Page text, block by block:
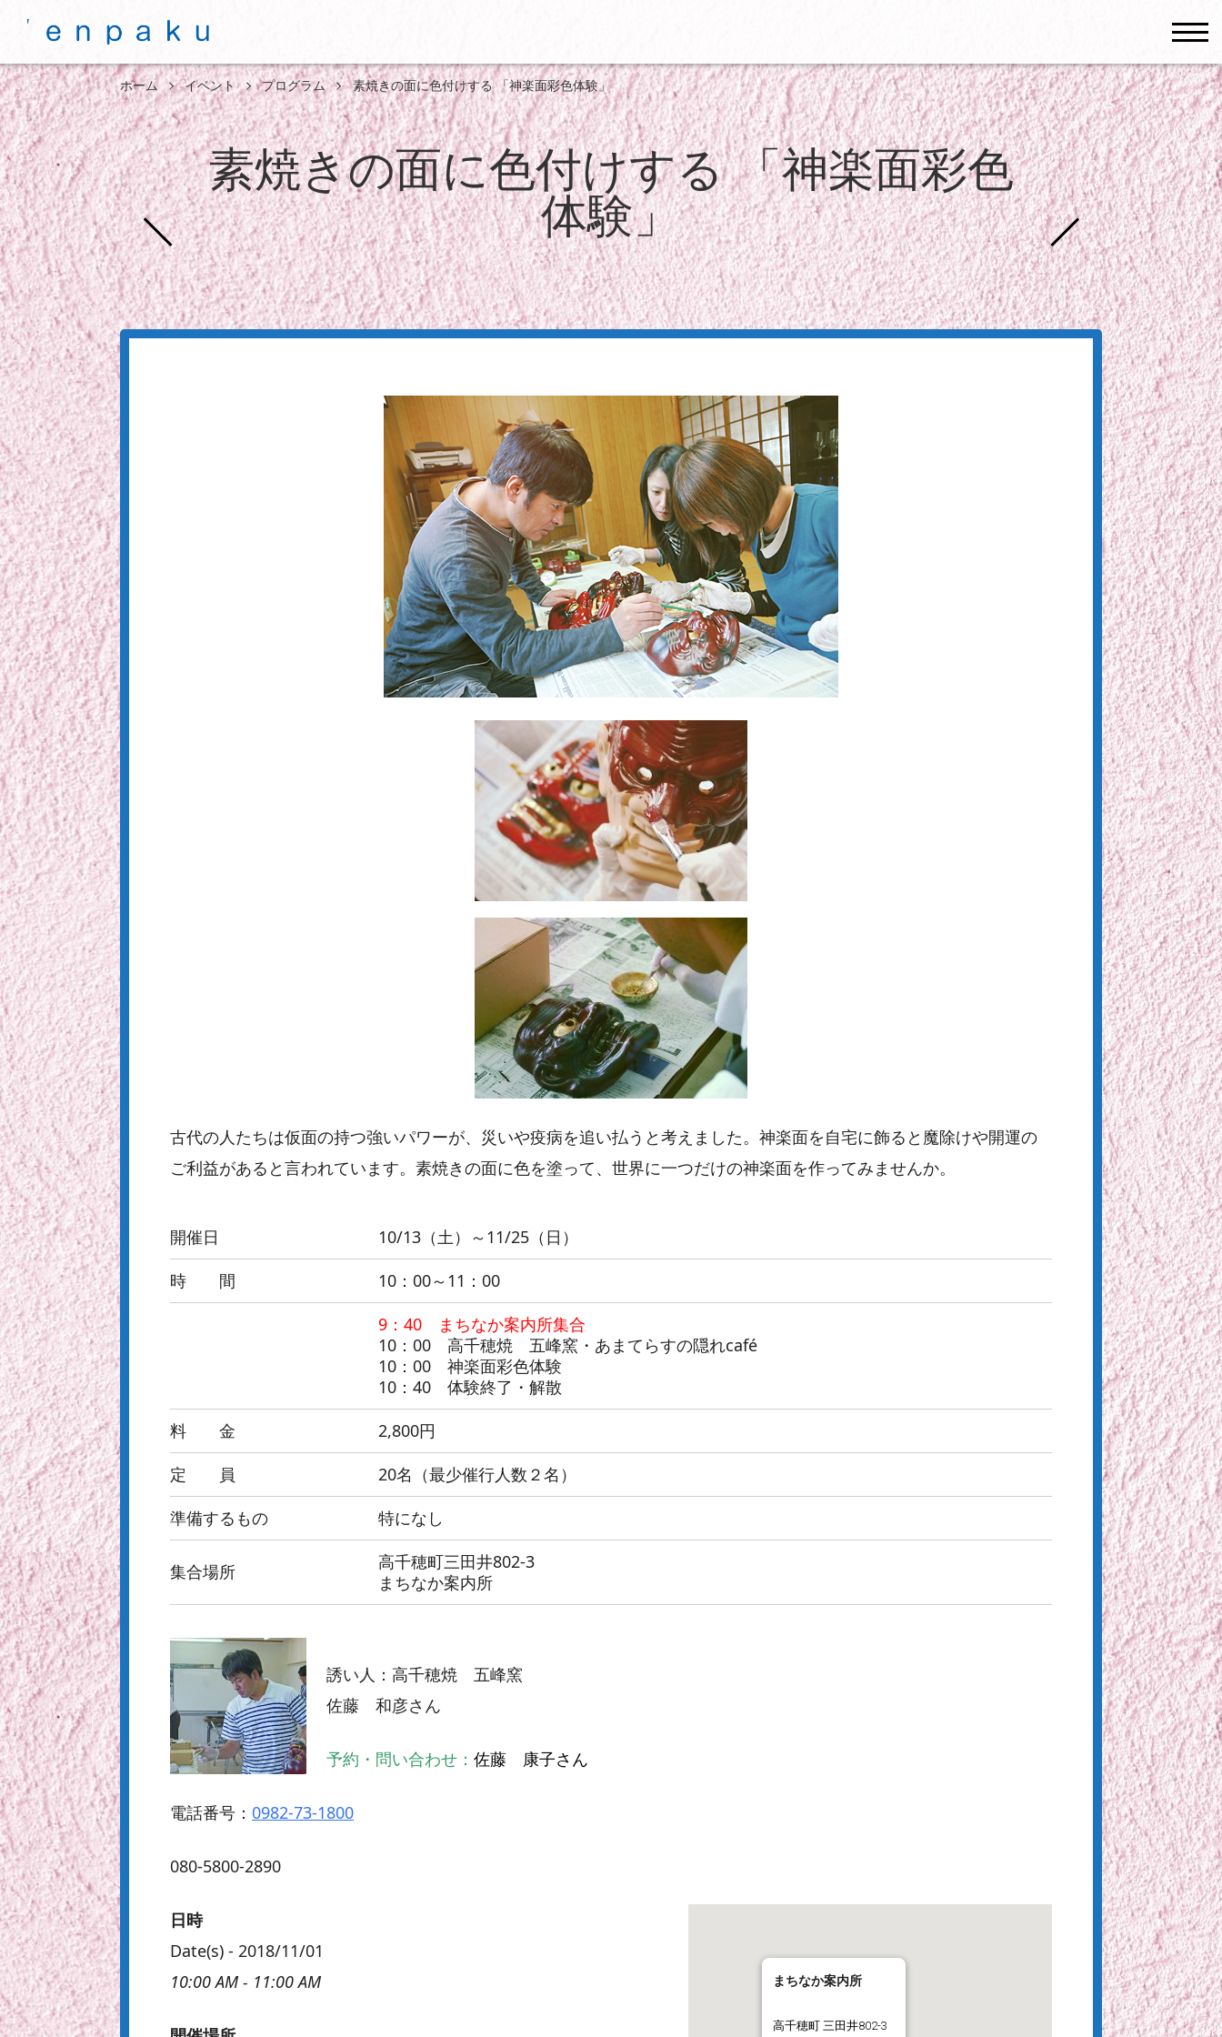
ホーム イベント プログラム 素焼きの面に色付けする 「神楽面彩色体験」
素焼きの面に色付けする 「神楽面彩色
体験」
古代の人たちは仮面の持つ強いパワーが、災いや疫病を追い払うと考えました。神楽面を自宅に飾ると魔除けや開運の
ご利益があると言われています。素焼きの面に色を塗って、世界に一つだけの神楽面を作ってみませんか。
開催日
10/13（土）～11/25（日）
時 間
10：00～11：00
9：40 まちなか案内所集合
10：00 高千穂焼 五峰窯・あまてらすの隠れcafé
10：00 神楽面彩色体験
10：40 体験終了・解散
料 金
2,800円
定 員
20名（最少催行人数２名）
準備するもの
特になし
集合場所
高千穂町三田井802-3
まちなか案内所
誘い人： 高千穂焼 五峰窯
佐藤 和彦さん
予約・問い合わせ：佐藤 康子さん
電話番号： 0982-73-1800
080-5800-2890
まちなか案内所
高千穂町 三田井802-3
日時
Date(s) - 2018/11/01
10:00 AM - 11:00 AM